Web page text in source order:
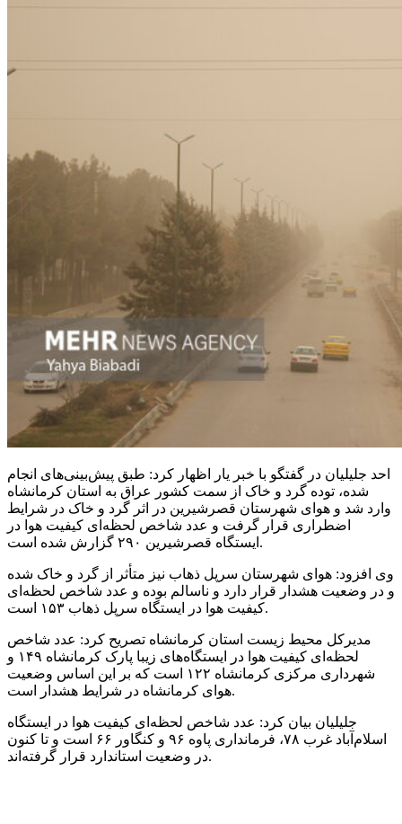
احد جلیلیان در گفتگو با خبر یار اظهار کرد: طبق پیش‌بینی‌های انجام
شده، توده گرد و خاک از سمت کشور عراق به استان کرمانشاه
وارد شد و هوای شهرستان قصرشیرین در اثر گرد و خاک در شرایط
اضطراری قرار گرفت و عدد شاخص لحظه‌ای کیفیت هوا در
ایستگاه قصرشیرین ۲۹۰ گزارش شده است.
وی افزود: هوای شهرستان سرپل ذهاب نیز متأثر از گرد و خاک شده
و در وضعیت هشدار قرار دارد و ناسالم بوده و عدد شاخص لحظه‌ای
کیفیت هوا در ایستگاه سرپل ذهاب ۱۵۳ است.
مدیرکل محیط زیست استان کرمانشاه تصریح کرد: عدد شاخص
لحظه‌ای کیفیت هوا در ایستگاه‌های زیبا پارک کرمانشاه ۱۴۹ و
شهرداری مرکزی کرمانشاه ۱۲۲ است که بر این اساس وضعیت
هوای کرمانشاه در شرایط هشدار است.
جلیلیان بیان کرد: عدد شاخص لحظه‌ای کیفیت هوا در ایستگاه
اسلام‌آباد غرب ۷۸، فرمانداری پاوه ۹۶ و کنگاور ۶۶ است و تا کنون
در وضعیت استاندارد قرار گرفته‌اند.